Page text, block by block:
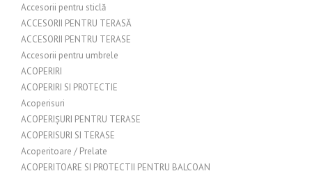
Accesorii pentru sticlă
ACCESORII PENTRU TERASĂ
ACCESORII PENTRU TERASE
Accesorii pentru umbrele
ACOPERIRI
ACOPERIRI SI PROTECTIE
Acoperisuri
ACOPERIȘURI PENTRU TERASE
ACOPERISURI SI TERASE
Acoperitoare / Prelate
ACOPERITOARE SI PROTECTII PENTRU BALCOAN